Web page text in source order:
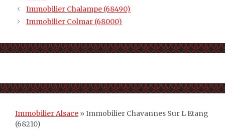
Immobilier Chalampe (68490)
Immobilier Colmar (68000)
Immobilier Alsace »Immobilier Chavannes Sur L Etang
(68210)